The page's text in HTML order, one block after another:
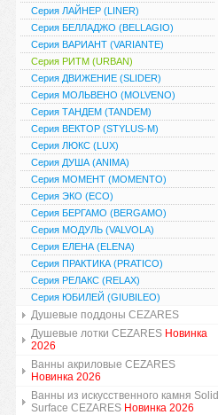
Серия ЛАЙНЕР (LINER)
Серия БЕЛЛАДЖО (BELLAGIO)
Серия ВАРИАНТ (VARIANTE)
Серия РИТМ (URBAN)
Серия ДВИЖЕНИЕ (SLIDER)
Серия МОЛЬВЕНО (MOLVENO)
Серия ТАНДЕМ (TANDEM)
Серия ВЕКТОР (STYLUS-M)
Серия ЛЮКС (LUX)
Серия ДУША (ANIMA)
Серия МОМЕНТ (MOMENTO)
Серия ЭКО (ECO)
Серия БЕРГАМО (BERGAMO)
Серия МОДУЛЬ (VALVOLA)
Серия ЕЛЕНА (ELENA)
Серия ПРАКТИКА (PRATICO)
Серия РЕЛАКС (RELAX)
Серия ЮБИЛЕЙ (GIUBILEO)
Душевые поддоны CEZARES
Душевые лотки CEZARES Новинка
2026
Ванны акриловые CEZARES
Новинка 2026
Ванны из искусственного камня Solid
Surface CEZARES Новинка 2026